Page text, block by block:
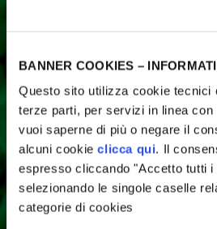
BANNER COOKIES –
Questo sito utilizza cookie tecnici
terze parti, per servizi in linea con
vuoi saperne di più o negare il
alcuni cookieclicca qui. Il
espresso cliccando "Accetto tutti i
selezionando le singole caselle
categorie di cookies
LA CITTÀ DELL'ENERGIA 3 minuti di lettura